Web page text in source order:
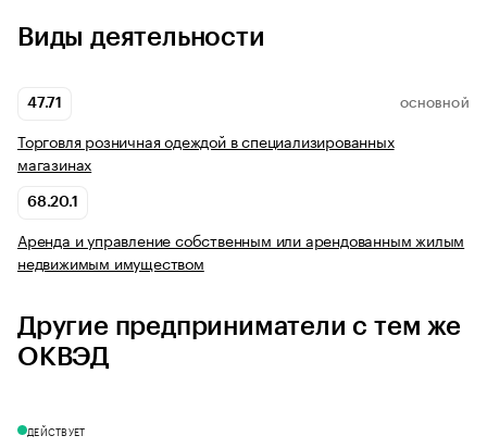
Виды деятельности
47.71 ОСНОВНОЙ
Торговля розничная одеждой в специализированных
магазинах
68.20.1
Аренда и управление собственным или арендованным жилым
недвижимым имуществом
Другие предприниматели с тем же
ОКВЭД
ДЕЙСТВУЕТ